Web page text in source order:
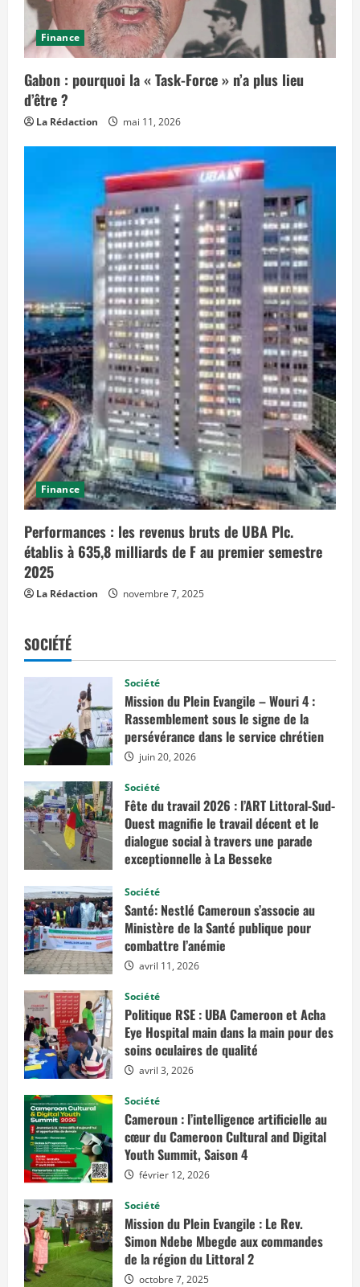
Finance
Gabon : pourquoi la « Task-Force » n’a plus lieu
d’être ?
La Rédaction mai 11, 2026
Finance
Performances : les revenus bruts de UBA Plc.
établis à 635,8 milliards de F au premier semestre
2025
La Rédaction novembre 7, 2025
SOCIÉTÉ
Société
Mission du Plein Evangile – Wouri 4 :
Rassemblement sous le signe de la
persévérance dans le service chrétien
juin 20, 2026
Société
Fête du travail 2026 : l’ART Littoral-Sud-
Ouest magnifie le travail décent et le
dialogue social à travers une parade
exceptionnelle à La Besseke
Société
Santé: Nestlé Cameroun s’associe au
Ministère de la Santé publique pour
combattre l’anémie
avril 11, 2026
Société
Politique RSE : UBA Cameroon et Acha
Eye Hospital main dans la main pour des
soins oculaires de qualité
avril 3, 2026
Société
Cameroun : l’intelligence artificielle au
cœur du Cameroon Cultural and Digital
Youth Summit, Saison 4
février 12, 2026
Société
Mission du Plein Evangile : Le Rev.
Simon Ndebe Mbegde aux commandes
de la région du Littoral 2
octobre 7, 2025